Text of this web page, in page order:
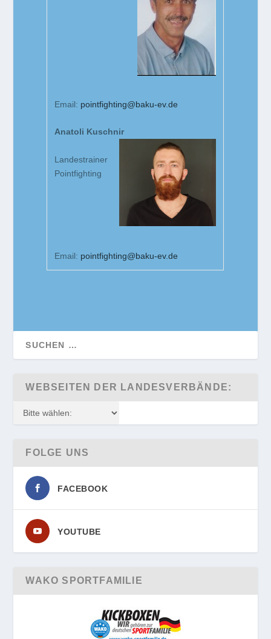
Email: pointfighting@baku-ev.de
Anatoli Kuschnir
Landestrainer
Pointfighting
Email: pointfighting@baku-ev.de
WEBSEITEN DER LANDESVERBÄNDE:
FOLGE UNS
FACEBOOK
YOUTUBE
WAKO SPORTFAMILIE